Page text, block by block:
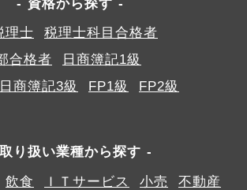
資格から探す
理士
税理士科目合格者
合格者
日商簿記1級
日商簿記3級 FP1級 FP2級
取り扱い業種から探す
飲食 ＩＴサービス 小売
不動産